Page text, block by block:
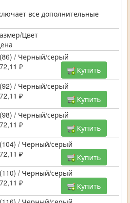
все дополнительные
Цвет
/ Черный/серый
₽
Купить
/ Черный/серый
₽
Купить
/ Черный/серый
₽
Купить
/ Черный/серый
₽
Купить
/ Черный/серый
₽
Купить